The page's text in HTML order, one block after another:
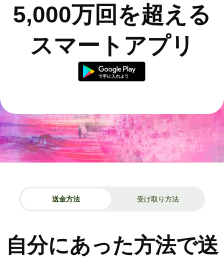
5,000万回を超える
スマートアプリ
送金方法 受け取り方法
自分にあった方法で送